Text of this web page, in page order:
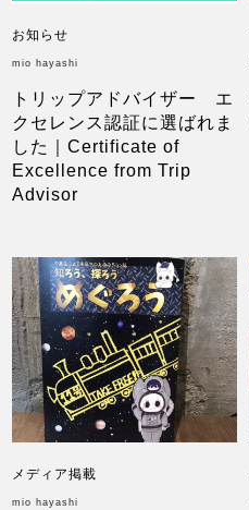
お知らせ
mio hayashi
トリップアドバイザー エ
クセレンス認証に選ばれま
した｜Certificate of
Excellence from Trip
Advisor
メディア掲載
mio hayashi